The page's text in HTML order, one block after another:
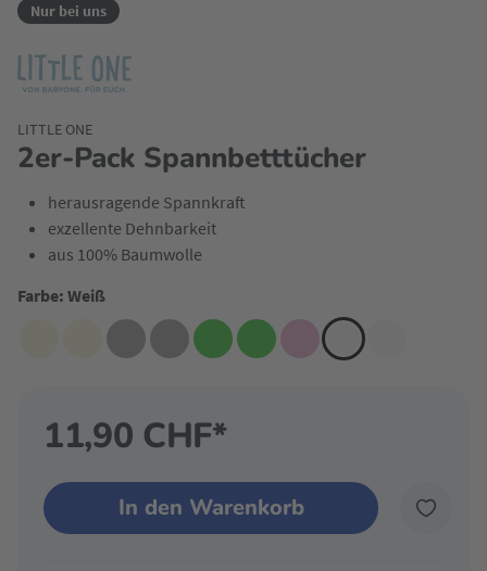
Nur bei uns
2er-Pack Spannbetttücher
LITTLE ONE
herausragende Spannkraft
exzellente Dehnbarkeit
aus 100% Baumwolle
Farbe: Weiß
11,90 CHF*
In den Warenkorb